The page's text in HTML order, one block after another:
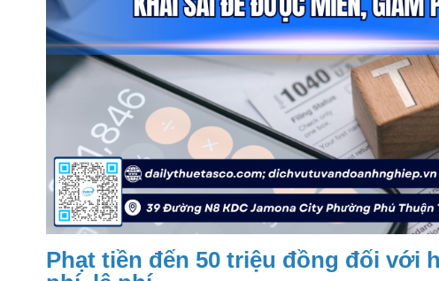
Phạt tiền đến 50 triệu đồng đối với